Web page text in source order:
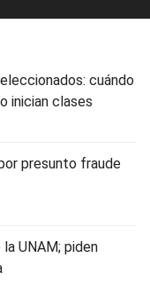
cuándo
inician clases
presunto fraude
UNAM; piden